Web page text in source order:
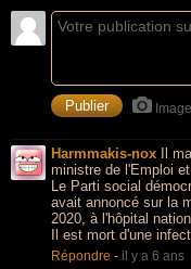
Image
Harmmakis-nox Il
ministre de l'Emploi
Le Parti social
avait annoncé sur la
2020, à l'hôpital
Il est mort d'une
Répondre - il y a 6 ans